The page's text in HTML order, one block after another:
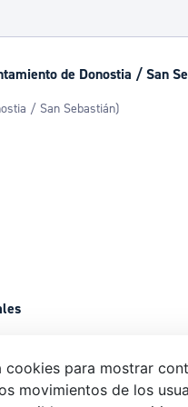
Avisos
de Donostia / San
/ San Sebastián)
de Donostia / San
cookies para mostrar
movimientos de los